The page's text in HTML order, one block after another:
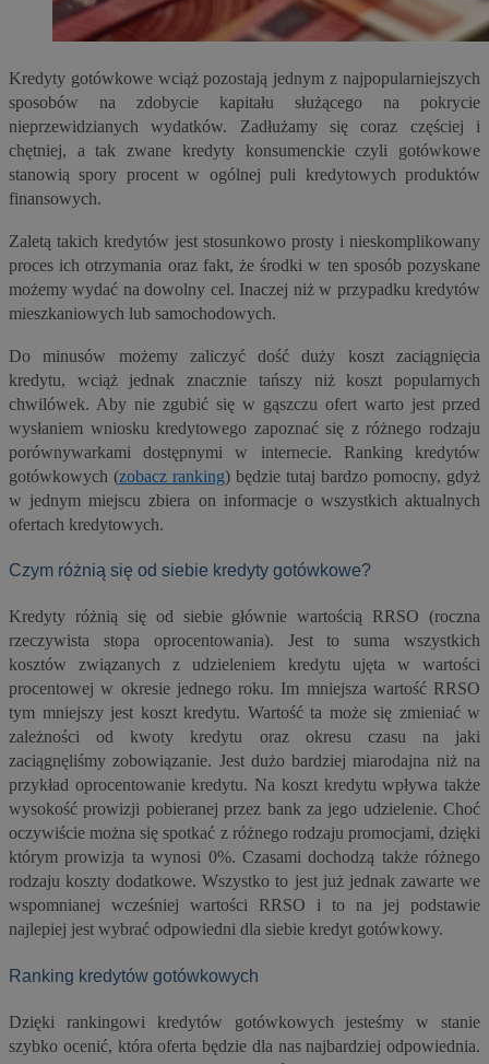
Kredyty gotówkowe wciąż pozostają jednym z najpopularniejszych
sposobów na zdobycie kapitału służącego na pokrycie
nieprzewidzianych wydatków. Zadłużamy się coraz częściej i
chętniej, a tak zwane kredyty konsumenckie czyli gotówkowe
stanowią spory procent w ogólnej puli kredytowych produktów
finansowych.
Zaletą takich kredytów jest stosunkowo prosty i nieskomplikowany
proces ich otrzymania oraz fakt, że środki w ten sposób pozyskane
możemy wydać na dowolny cel. Inaczej niż w przypadku kredytów
mieszkaniowych lub samochodowych.
Do minusów możemy zaliczyć dość duży koszt zaciągnięcia
kredytu, wciąż jednak znacznie tańszy niż koszt popularnych
chwilówek. Aby nie zgubić się w gąszczu ofert warto jest przed
wysłaniem wniosku kredytowego zapoznać się z różnego rodzaju
porównywarkami dostępnymi w internecie. Ranking kredytów
gotówkowych (zobacz ranking) będzie tutaj bardzo pomocny, gdyż
w jednym miejscu zbiera on informacje o wszystkich aktualnych
ofertach kredytowych.
Czym różnią się od siebie kredyty gotówkowe?
Kredyty różnią się od siebie głównie wartością RRSO (roczna
rzeczywista stopa oprocentowania). Jest to suma wszystkich
kosztów związanych z udzieleniem kredytu ujęta w wartości
procentowej w okresie jednego roku. Im mniejsza wartość RRSO
tym mniejszy jest koszt kredytu. Wartość ta może się zmieniać w
zależności od kwoty kredytu oraz okresu czasu na jaki
zaciągnęliśmy zobowiązanie. Jest dużo bardziej miarodajna niż na
przykład oprocentowanie kredytu. Na koszt kredytu wpływa także
wysokość prowizji pobieranej przez bank za jego udzielenie. Choć
oczywiście można się spotkać z różnego rodzaju promocjami, dzięki
którym prowizja ta wynosi 0%. Czasami dochodzą także różnego
rodzaju koszty dodatkowe. Wszystko to jest już jednak zawarte we
wspomnianej wcześniej wartości RRSO i to na jej podstawie
najlepiej jest wybrać odpowiedni dla siebie kredyt gotówkowy.
Ranking kredytów gotówkowych
Dzięki rankingowi kredytów gotówkowych jesteśmy w stanie
szybko ocenić, która oferta będzie dla nas najbardziej odpowiednia.